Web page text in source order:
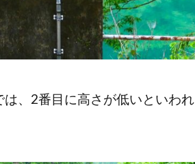
、2番目に高さが低いといわれ